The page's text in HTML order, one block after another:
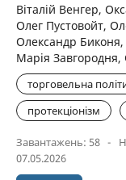
Віталій Венгер,
Олег Пустовойт,
Олександр
Марія
торговельна
протекціонізм
Завантажень: 58 -
07.05.2026